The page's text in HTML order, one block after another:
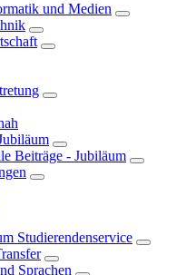
und Medien
Beiträge - Jubiläum
Studierendenservice
Sprachen